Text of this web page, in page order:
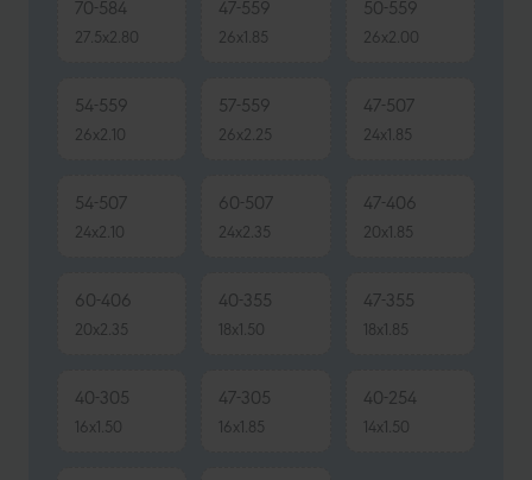
70-584
27.5x2.80
47-559
26x1.85
50-559
26x2.00
54-559
26x2.10
57-559
26x2.25
47-507
24x1.85
54-507
24x2.10
60-507
24x2.35
47-406
20x1.85
60-406
20x2.35
40-355
18x1.50
47-355
18x1.85
40-305
16x1.50
47-305
16x1.85
40-254
14x1.50